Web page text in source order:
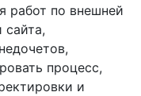
работ по внешней
сайта,
процесс,
и